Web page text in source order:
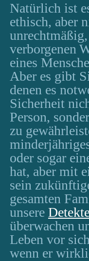
Natürlich ist
ethisch, aber
verborgenen
eines
Aber es gibt
denen es
Sicherheit
Person,
zu
oder sogar
hat, aber mit
sein
gesamten
unsere
überwachen
Leben vor
wenn er